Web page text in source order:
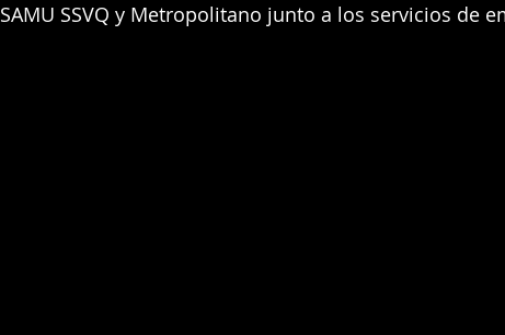
SAMU SSVQ y Metropolitano junto a los servicios de